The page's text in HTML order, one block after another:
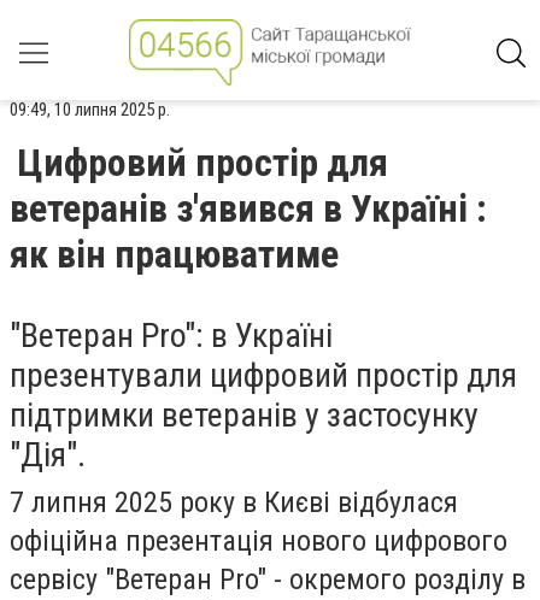
09:49, 10 липня 2025 р.
Цифровий простір для
ветеранів з'явився в Україні :
як він працюватиме
"Ветеран Pro": в Україні
презентували цифровий простір для
підтримки ветеранів у застосунку
"Дія".
7 липня 2025 року в Києві відбулася
офіційна презентація нового цифрового
сервісу "Ветеран Pro" - окремого розділу в